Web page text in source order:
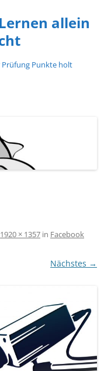
allein
Prüfung Punkte holt
1920 × 1357 in Facebook
Nächstes →